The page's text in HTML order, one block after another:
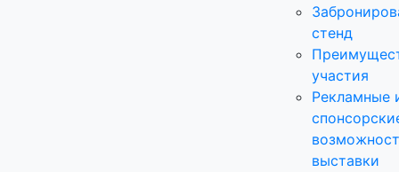
стенд
участия
Рекламные
выставки